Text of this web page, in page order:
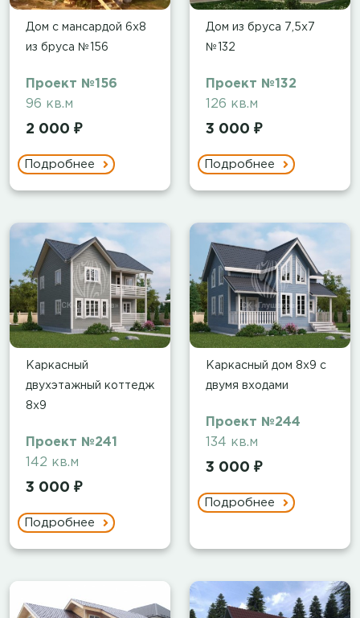
Дом с мансардой 6х8
из бруса №156
Проект №156
96 кв.м
2 000 ₽
Подробнее
Дом из бруса 7,5x7
№132
Проект №132
126 кв.м
3 000 ₽
Подробнее
Каркасный
двухэтажный коттедж
8х9
Проект №241
142 кв.м
3 000 ₽
Подробнее
Каркасный дом 8х9 с
двумя входами
Проект №244
134 кв.м
3 000 ₽
Подробнее